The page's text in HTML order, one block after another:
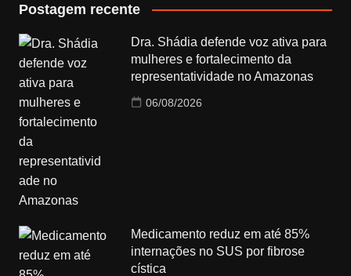
Postagem recente
Dra. Shádia defende voz ativa para
mulheres e fortalecimento da
representatividade no Amazonas
06/08/2026
Medicamento reduz em até 85%
internações no SUS por fibrose
cística